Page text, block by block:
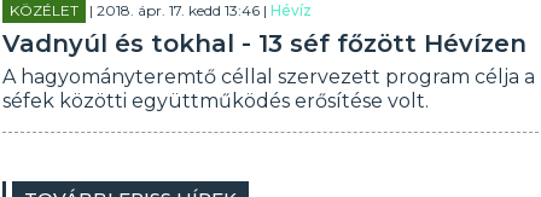
KÖZÉLET | 2018. ápr. 17. kedd 13:46 |Hévíz
Vadnyúl és tokhal - 13 séf főzött Hévízen
A hagyományteremtő céllal szervezett program célja a
séfek közötti együttműködés erősítése volt.